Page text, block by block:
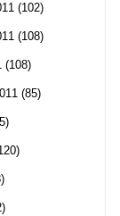
(102)
(108)
(108)
(85)